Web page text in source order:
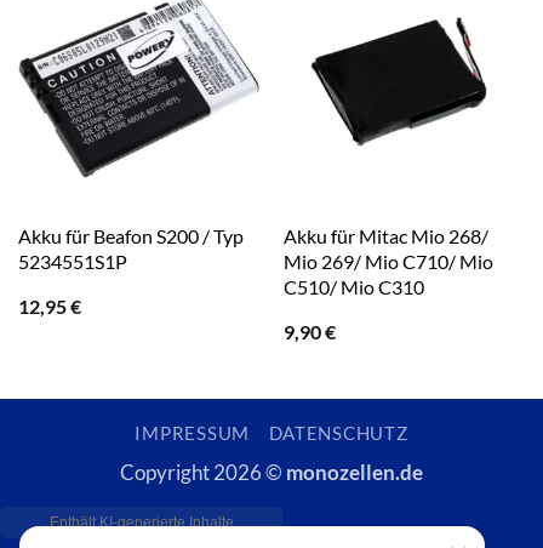
Akku für Beafon S200 / Typ
5234551S1P
12,95€
Akku für Mitac Mio 268/
Mio 269/ Mio C710/ Mio
C510/ Mio C310
9,90€
IMPRESSUM DATENSCHUTZ
Copyright 2026 © monozellen.de